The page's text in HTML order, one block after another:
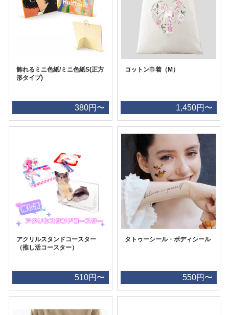
飾れるミニ色紙/ミニ色紙S(正方
形タイプ)
380円〜
コットン巾着（M）
1,450円〜
アクリルスタンドコースター
（推し活コースター）
510円〜
タトゥーシール・ボディシール
550円〜